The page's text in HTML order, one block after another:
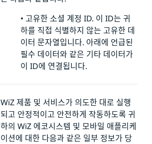
• 고유한 소셜 계정 ID. 이 ID는 귀
하를 직접 식별하지 않는 고유한 데
이터 문자열입니다. 아래에 언급된
필수 데이터와 같은 기타 데이터가
이 ID에 연결됩니다.
WiZ 제품 및 서비스가 의도한 대로 실행
되고 안정적이고 안전하게 작동하도록 귀
하의 WiZ 에코시스템 및 모바일 애플리케
이션에 대한 다음과 같은 일부 정보가 당